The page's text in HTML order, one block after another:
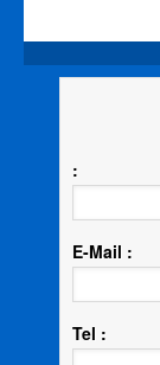
:
E-Mail :
Tel :